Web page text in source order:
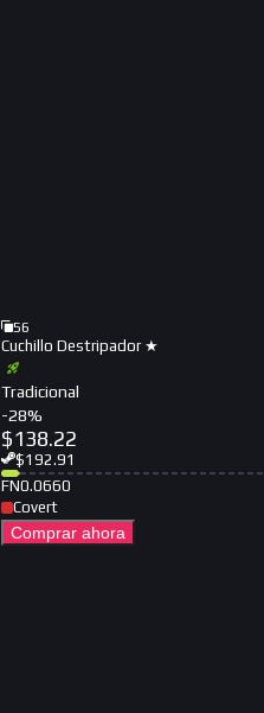
56
Cuchillo Destripador ★
Tradicional
-28%
$138.22
$192.91
FN0.0660
Covert
Comprar ahora